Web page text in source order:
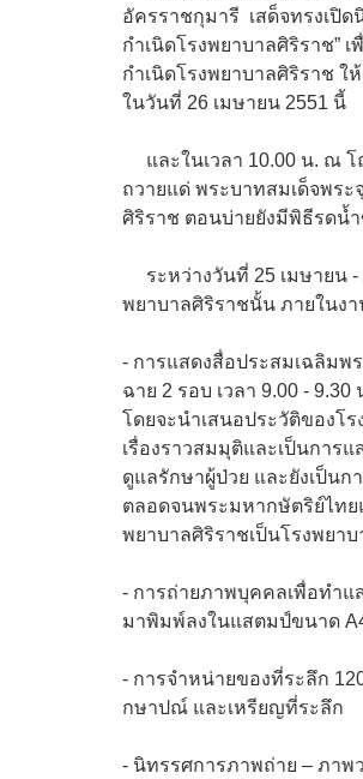
อัครราชกุมารี เสด็จทรงเปิด
กำเนิดโรงพยาบาลศิริราช”
กำเนิดโรงพยาบาลศิริราช ใ
ในวันที่ 26 เมษายน 2551 นี้
และในเวลา 10.00 น. ณ
ถวายแด่ พระบาทสมเด็จพร
ศิริราช ตอนบ่ายยังมีพิธีรดน้
ระหว่างวันที่ 25 เมษายน -
พยาบาลศิริราชนั้น ภายในง
- การแสดงสื่อประสมเฉลิมพ
ฉาย 2 รอบ เวลา 9.00 -
โดยจะนำเสนอประวัติของโ
เรื่องราวสมมุติและเป็นการ
ดูแลรักษาผู้ป่วย และยังเป็น
ตลอดจนพระมหากษัตริย์ไท
พยาบาลศิริราชเป็นโรงพย
- การถ่ายภาพบุคคลเพื่อทำ
มาพิมพ์ลงในแสตมป์ขนาด
- การจำหน่ายของที่ระลึก
กษาปณ์ และเหรียญที่ระลึก
- นิทรรศการภาพถ่าย – ภาพ